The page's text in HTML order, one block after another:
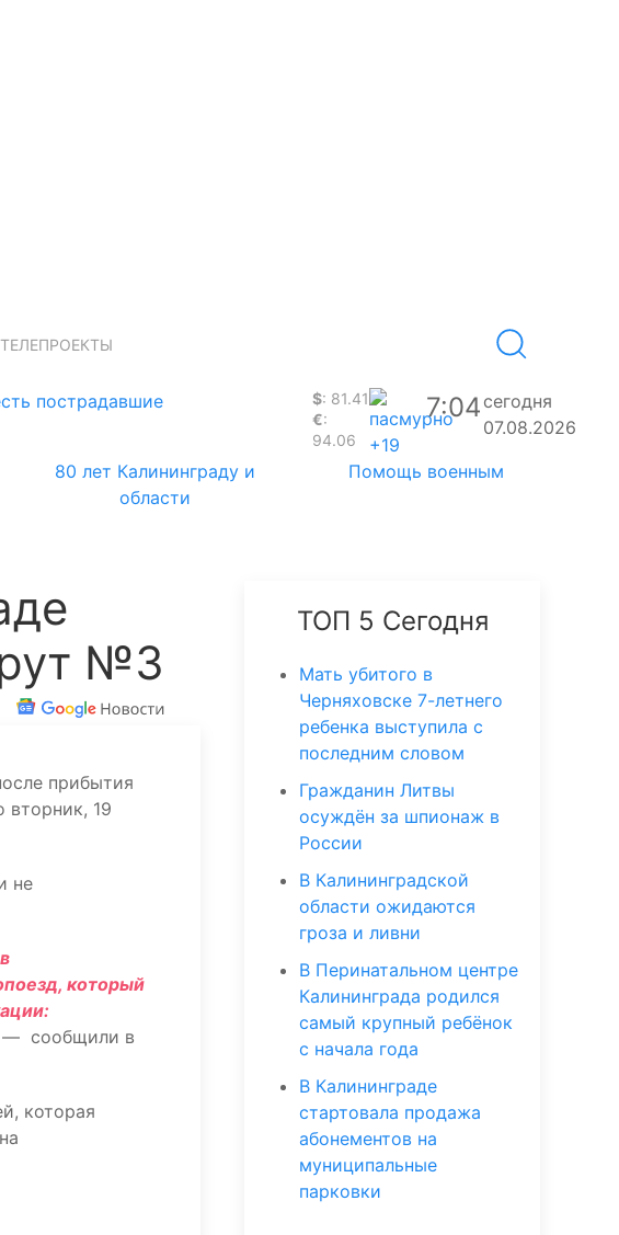
ТЕЛЕПРОЕКТЫ
пострадавшие $: 81.41
€:
94.06
+19
7:04 сегодня
07.08.2026
80 лет Калининграду и
области
Помощь военным
№3
прибытия
вторник, 19
не
который
— сообщили в
которая
ТОП 5 Сегодня
Мать убитого в
Черняховске 7-летнего
ребенка выступила с
последним словом
Гражданин Литвы
осуждён за шпионаж в
России
В Калининградской
области ожидаются
гроза и ливни
В Перинатальном центре
Калининграда родился
самый крупный ребёнок
с начала года
В Калининграде
стартовала продажа
абонементов на
муниципальные
парковки